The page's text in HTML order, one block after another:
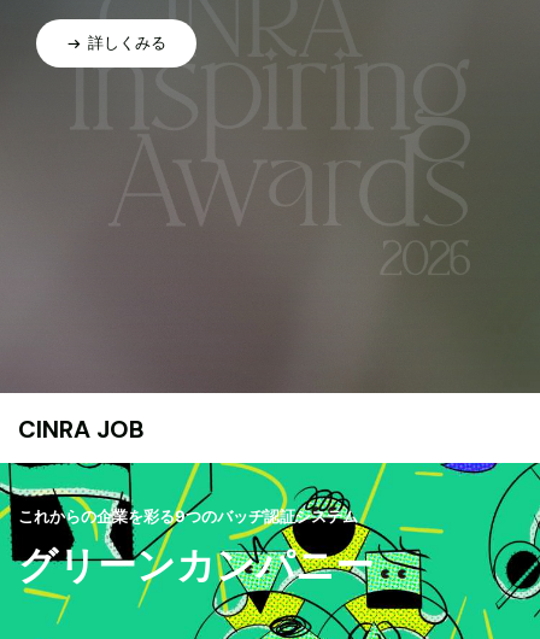
詳しくみる
CINRA JOB
これからの企業を彩る9つのバッヂ認証システム
グリーンカンパニー